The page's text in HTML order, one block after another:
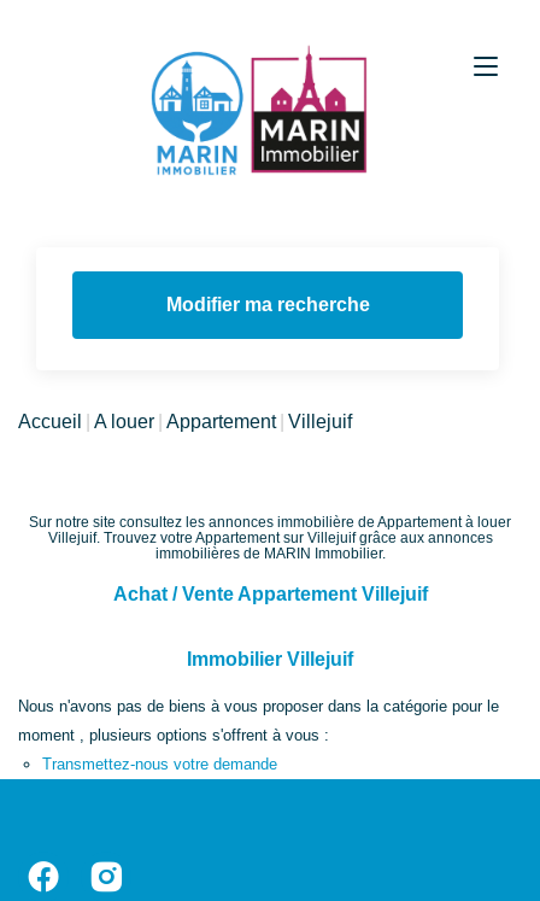
Modifier ma recherche
Accueil A louer Appartement Villejuif
Sur notre site consultez les annonces immobilière de Appartement à louer
Villejuif. Trouvez votre Appartement sur Villejuif grâce aux annonces
immobilières de MARIN Immobilier.
Achat / Vente Appartement Villejuif
Immobilier Villejuif
Nous n'avons pas de biens à vous proposer dans la catégorie pour le
moment , plusieurs options s'offrent à vous :
Transmettez-nous votre demande